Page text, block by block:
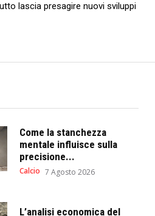
lascia presagire nuovi sviluppi
Come la stanchezza
mentale influisce sulla
precisione...
Calcio 7 Agosto 2026
L’analisi economica del